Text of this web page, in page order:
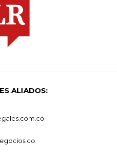
ALIADOS: